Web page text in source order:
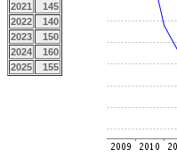
2021
145
2022
140
2023
150
2024
160
2025
155